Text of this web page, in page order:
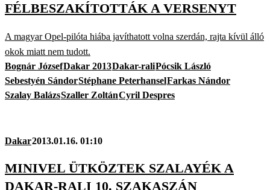
FÉLBESZAKÍTOTTÁK A VERSENYT
A magyar Opel-pilóta hiába javíthatott volna szerdán, rajta kívül álló
okok miatt nem tudott.
Bognár JózsefDakar 2013Dakar-raliPócsik László
Sebestyén SándorStéphane PeterhanselFarkas Nándor
Szalay BalázsSzaller ZoltánCyril Despres
Dakar2013.01.16. 01:10
MINIVEL ÜTKÖZTEK SZALAYÉK A
DAKAR-RALI 10. SZAKASZÁN